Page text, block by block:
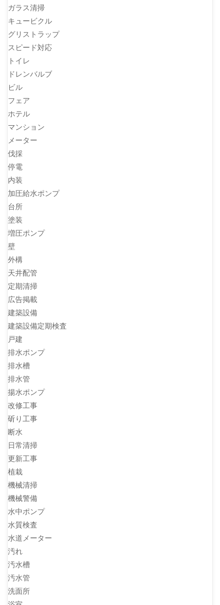
ガラス清掃
キュービクル
グリストラップ
スピード対応
トイレ
ドレンバルブ
ビル
フェア
ホテル
マンション
メーター
伐採
停電
内装
加圧給水ポンプ
台所
塗装
増圧ポンプ
壁
外構
天井配管
定期清掃
広告掲載
建築設備
建築設備定期検査
戸建
排水ポンプ
排水槽
排水管
揚水ポンプ
改修工事
斫り工事
断水
日常清掃
更新工事
植栽
機械清掃
機械警備
水中ポンプ
水質検査
水道メーター
汚れ
汚水槽
汚水管
洗面所